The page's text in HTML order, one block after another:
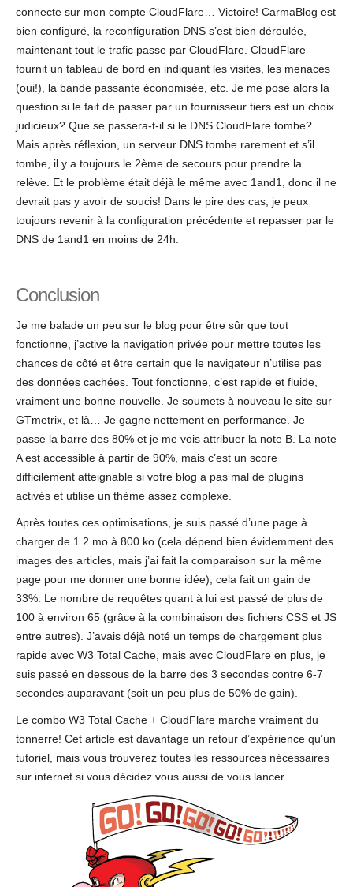
connecte sur mon compte CloudFlare… Victoire! CarmaBlog est
bien configuré, la reconfiguration DNS s’est bien déroulée,
maintenant tout le trafic passe par CloudFlare. CloudFlare
fournit un tableau de bord en indiquant les visites, les menaces
(oui!), la bande passante économisée, etc. Je me pose alors la
question si le fait de passer par un fournisseur tiers est un choix
judicieux? Que se passera-t-il si le DNS CloudFlare tombe?
Mais après réflexion, un serveur DNS tombe rarement et s’il
tombe, il y a toujours le 2ème de secours pour prendre la
relève. Et le problème était déjà le même avec 1and1, donc il ne
devrait pas y avoir de soucis! Dans le pire des cas, je peux
toujours revenir à la configuration précédente et repasser par le
DNS de 1and1 en moins de 24h.
Conclusion
Je me balade un peu sur le blog pour être sûr que tout
fonctionne, j’active la navigation privée pour mettre toutes les
chances de côté et être certain que le navigateur n’utilise pas
des données cachées. Tout fonctionne, c’est rapide et fluide,
vraiment une bonne nouvelle. Je soumets à nouveau le site sur
GTmetrix, et là… Je gagne nettement en performance. Je
passe la barre des 80% et je me vois attribuer la note B. La note
A est accessible à partir de 90%, mais c’est un score
difficilement atteignable si votre blog a pas mal de plugins
activés et utilise un thème assez complexe.
Après toutes ces optimisations, je suis passé d’une page à
charger de 1.2 mo à 800 ko (cela dépend bien évidemment des
images des articles, mais j’ai fait la comparaison sur la même
page pour me donner une bonne idée), cela fait un gain de
33%. Le nombre de requêtes quant à lui est passé de plus de
100 à environ 65 (grâce à la combinaison des fichiers CSS et JS
entre autres). J’avais déjà noté un temps de chargement plus
rapide avec W3 Total Cache, mais avec CloudFlare en plus, je
suis passé en dessous de la barre des 3 secondes contre 6-7
secondes auparavant (soit un peu plus de 50% de gain).
Le combo W3 Total Cache + CloudFlare marche vraiment du
tonnerre! Cet article est davantage un retour d’expérience qu’un
tutoriel, mais vous trouverez toutes les ressources nécessaires
sur internet si vous décidez vous aussi de vous lancer.